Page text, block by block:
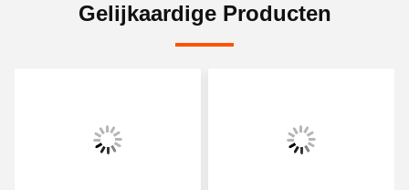
Gelijkaardige Producten